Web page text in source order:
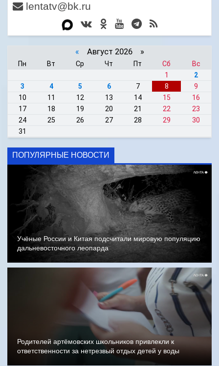
lentatv@bk.ru
« Август 2026 »
Пн Вт Ср Чт Пт Сб
Вс
1
2
3
4 5 6 7 8
9
10
11 12 13 14 15
16
17
18 19 20 21 22
23
24
25 26 27 28 29
30
31
ПОПУЛЯРНЫЕ НОВОСТИ
Учёные России и Китая подсчитали мировую популяцию
дальневосточного леопарда
Родителей артёмовских школьников привлекли к
ответственности за нетрезвый отдых детей у воды